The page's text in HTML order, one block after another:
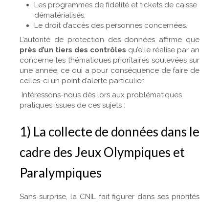
Les programmes de fidélité et tickets de caisse
dématérialisés,
Le droit d’accès des personnes concernées.
L’autorité de protection des données affirme que
près d’un tiers des contrôles qu’elle réalise par an
concerne les thématiques prioritaires soulevées sur
une année, ce qui a pour conséquence de faire de
celles-ci un point d’alerte particulier.
Intéressons-nous dès lors aux problématiques
pratiques issues de ces sujets :
1) La collecte de données dans le
cadre des Jeux Olympiques et
Paralympiques
Sans surprise, la CNIL fait figurer dans ses priorités